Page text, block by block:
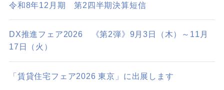
令和8年12月期 第2四半期決算短信
DX推進フェア2026 《第2弾》9月3日（木）～11月
17日（火）
「賃貸住宅フェア2026 東京」に出展します